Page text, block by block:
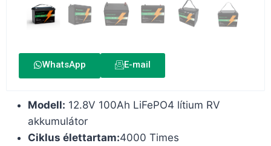
WhatsApp E-mail
Modell: 12.8V 100Ah LiFePO4 lítium RV
akkumulátor
Ciklus élettartam:4000 Times